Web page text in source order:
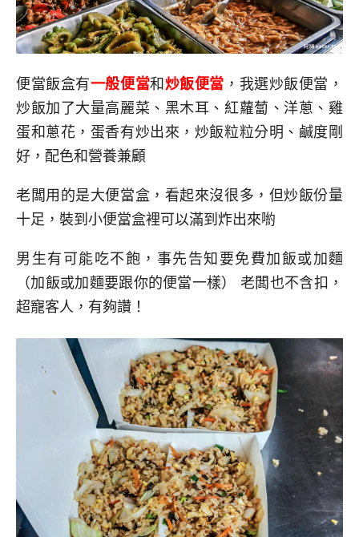
便當飯盒有一般便當和 炒飯便當 ，我選炒飯便當，
炒飯加了大量高麗菜、黑木耳、紅蘿蔔、洋蔥、雞
蛋和蔥花，蛋香有炒出來，炒飯粒粒分明、鹹度剛
好，配色和營養兼顧
老闆用的是大便當盒，看起來沒很多，但炒飯份量
十足，裝到小便當盒裡可以滿到炸出來喲
男生有可能吃不飽，事先告知要免費加飯或加麵
（加飯或加麵要跟你的便當一樣） 老闆也不含扣，
超寵客人，有夠讚！